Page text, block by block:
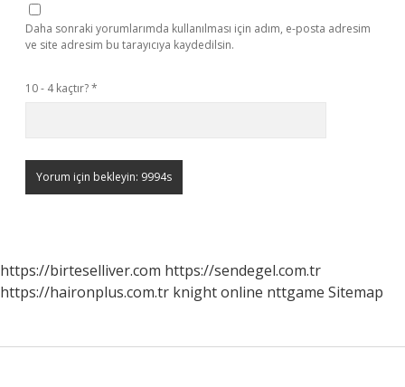
Daha sonraki yorumlarımda kullanılması için adım, e-posta adresim
ve site adresim bu tarayıcıya kaydedilsin.
10 - 4 kaçtır?*
https://birteselliver.com https://sendegel.com.tr
https://haironplus.com.tr knight online nttgame Sitemap